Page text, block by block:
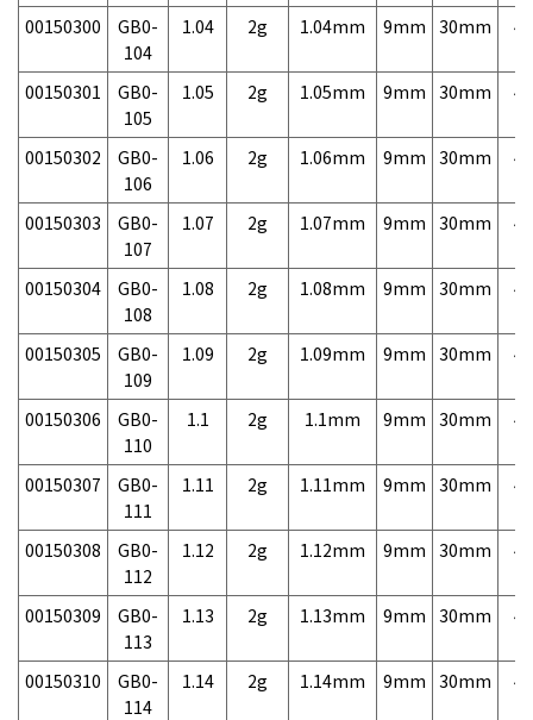
00150300
GB0-
104
1.04 2g 1.04mm 9mm 30mm
00150301
GB0-
105
1.05 2g 1.05mm 9mm 30mm
00150302
GB0-
106
1.06 2g 1.06mm 9mm 30mm
00150303
GB0-
107
1.07 2g 1.07mm 9mm 30mm
00150304
GB0-
108
1.08 2g 1.08mm 9mm 30mm
00150305
GB0-
109
1.09 2g 1.09mm 9mm 30mm
00150306
GB0-
110
1.1 2g 1.1mm 9mm 30mm
00150307
GB0-
111
1.11 2g 1.11mm 9mm 30mm
00150308
GB0-
112
1.12 2g 1.12mm 9mm 30mm
00150309
GB0-
113
1.13 2g 1.13mm 9mm 30mm
00150310
GB0-
114
1.14 2g 1.14mm 9mm 30mm